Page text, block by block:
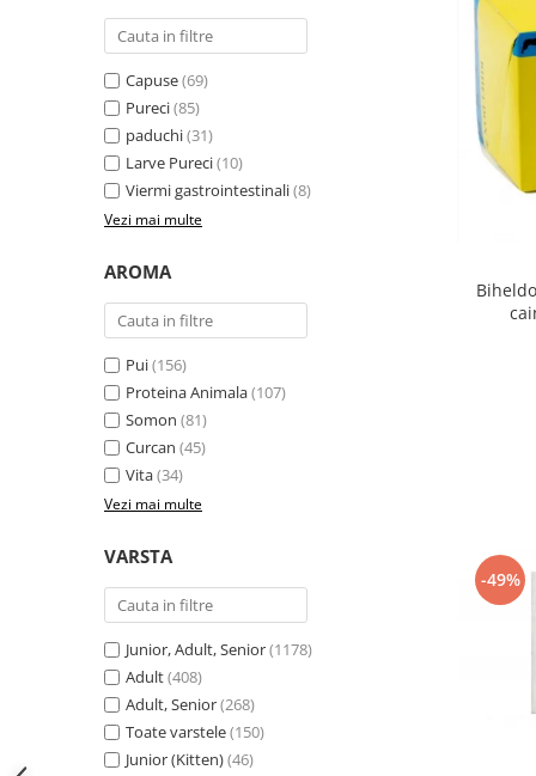
Capuse(69)
Pureci(85)
paduchi(31)
Larve Pureci(10)
Viermi gastrointestinali(8)
Vezi mai multe
AROMA
Pui(156)
Proteina Animala(107)
Somon (81)
Curcan (45)
Vita(34)
Vezi mai multe
VARSTA
Junior, Adult, Senior(1178)
Adult(408)
Adult, Senior(268)
Toate varstele(150)
Junior (Kitten)(46)
-49%